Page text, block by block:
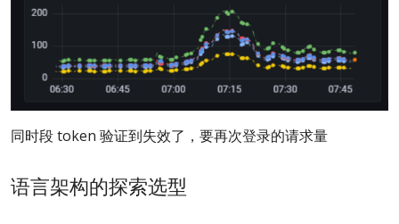
同时段 token 验证到失效了，要再次登录的请求量
语言架构的探索选型